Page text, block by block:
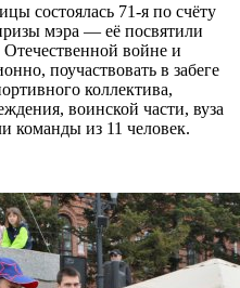
состоялась 71-я по счёту
мэра — её посвятили
войне и
поучаствовать в забеге
коллектива,
воинской части, вуза
команды из 11 человек.